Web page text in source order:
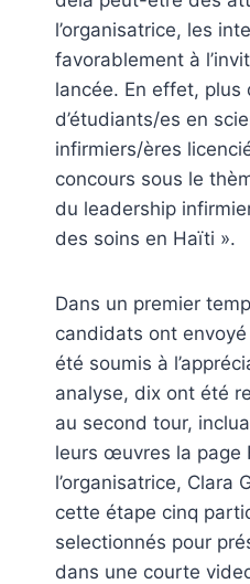
l’organisatrice, les
favorablement à
lancée. En effet, plus
d’étudiants/es en
infirmiers/ères
concours sous le
du leadership
des soins en Haïti ».
Dans un premier
candidats ont
été soumis à
analyse, dix ont été
au second tour,
leurs œuvres la page
l’organisatrice, Clara
cette étape cinq
selectionnés pour
dans une courte